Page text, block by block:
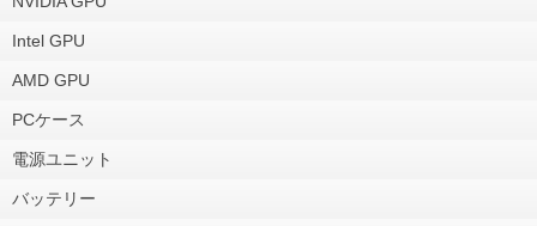
Intel GPU
AMD GPU
PCケース
電源ユニット
バッテリー